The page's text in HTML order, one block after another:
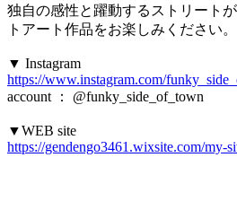
独自の感性と躍動するストリート
トアート作品をお楽しみください。
▼ Instagram
https://www.instagram.com/
account ： @funky_side_of_town
▼WEB site
https://gendengo3461.wixsite.com/my-